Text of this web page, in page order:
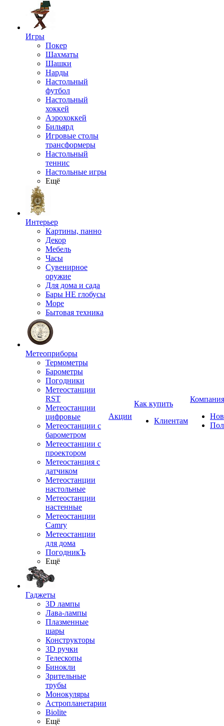
Игры
Покер
Шахматы
Шашки
Нарды
Настольный
футбол
Настольный
хоккей
Аэрохоккей
Бильярд
Игровые столы
трансформеры
Настольный
теннис
Настольные игры
Ещё
Интерьер
Картины, панно
Декор
Мебель
Часы
Сувенирное
оружие
Для дома и сада
Бары НЕ глобусы
Море
Бытовая техника
Метеоприборы
Термометры
Барометры
Погодники
Метеостанции
RST
Метеостанции
цифровые
Метеостанции с
барометром
Метеостанции с
проектором
Метеостанция с
датчиком
Метеостанции
настольные
Метеостанции
настенные
Метеостанции
Camry
Метеостанции
для дома
ПогодникЪ
Ещё
Гаджеты
3D лампы
Лава-лампы
Плазменные
шары
Конструкторы
3D ручки
Телескопы
Бинокли
Зрительные
трубы
Монокуляры
Астропланетарии
Biolite
Ещё
Акции
Как купить
Клиентам
Компания